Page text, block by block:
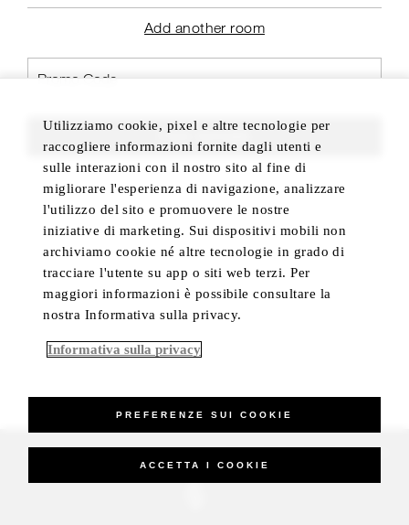
Add another room
FIND ROOMS
_Four Seasons Hotels Limited 1997-2026. All Rights Reserved.
Utilizziamo cookie, pixel e altre tecnologie per
raccogliere informazioni fornite dagli utenti e
sulle interazioni con il nostro sito al fine di
migliorare l'esperienza di navigazione, analizzare
l'utilizzo del sito e promuovere le nostre
iniziative di marketing. Sui dispositivi mobili non
archiviamo cookie né altre tecnologie in grado di
tracciare l'utente su app o siti web terzi. Per
maggiori informazioni è possibile consultare la
nostra Informativa sulla privacy.
Informativa sulla privacy
PREFERENZE SUI COOKIE
ACCETTA I COOKIE